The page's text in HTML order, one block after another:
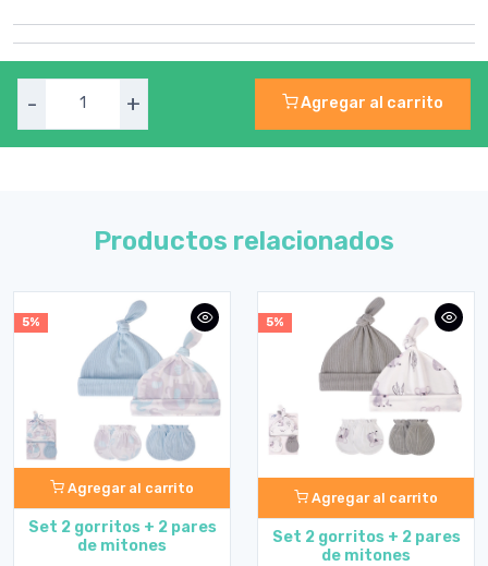
- + Agregar al carrito
Productos relacionados
5%
Agregar al carrito
Set 2 gorritos + 2 pares
de mitones
5%
Agregar al carrito
Set 2 gorritos + 2 pares
de mitones